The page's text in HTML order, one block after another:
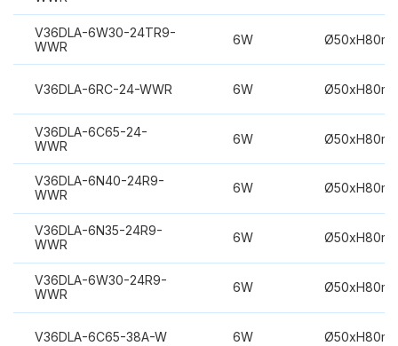
V36DLA-6W30-24TR9-
WWR
6W
V36DLA-6RC-24-WWR 6W
V36DLA-6C65-24-
WWR
6W
V36DLA-6N40-24R9-
WWR
6W
V36DLA-6N35-24R9-
WWR
6W
V36DLA-6W30-24R9-
WWR
6W
V36DLA-6C65-38A-W 6W